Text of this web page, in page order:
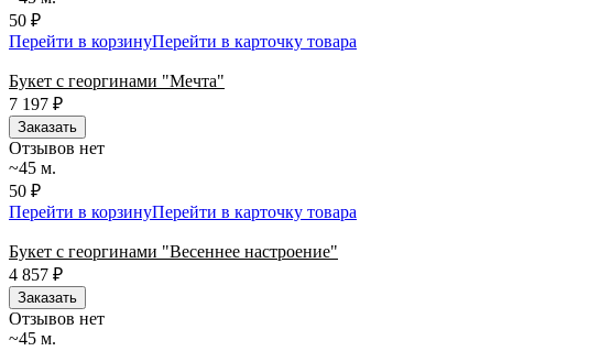
50 ₽
Перейти в корзинуПерейти в карточку товара
Букет с георгинами "Мечта"
7 197 ₽
Заказать
Отзывов нет
~45 м.
50 ₽
Перейти в корзинуПерейти в карточку товара
Букет с георгинами "Весеннее настроение"
4 857 ₽
Заказать
Отзывов нет
~45 м.